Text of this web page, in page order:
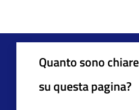
Quanto sono
su questa pagina?